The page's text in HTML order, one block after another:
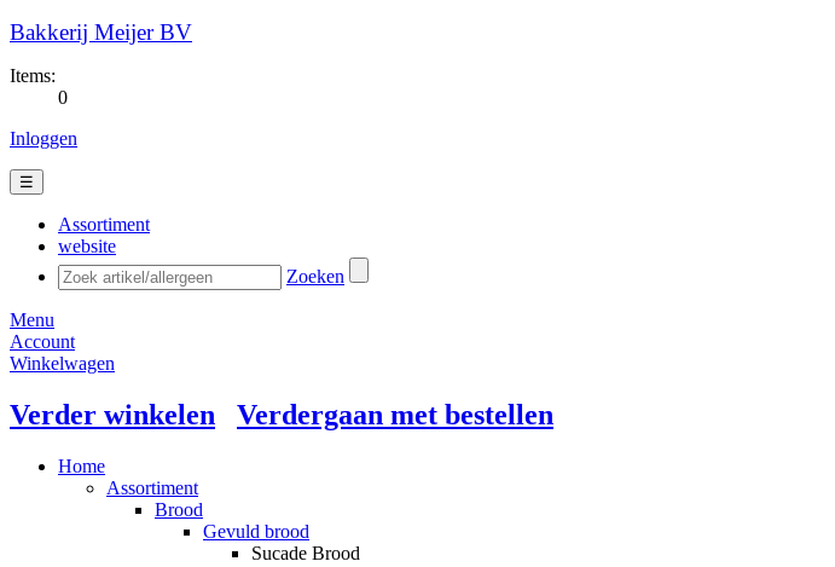
Bakkerij Meijer BV
Items:
0
Inloggen
☰
Assortiment
website
Zoeken
Menu
Account
Winkelwagen
Verder winkelen Verdergaan met bestellen
Home
Assortiment
Brood
Gevuld brood
Sucade Brood